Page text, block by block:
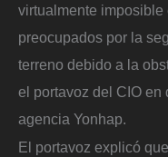
virtualmente
preocupados por la
terreno debido a la
el portavoz del CIO en
agencia Yonhap.
El portavoz explicó